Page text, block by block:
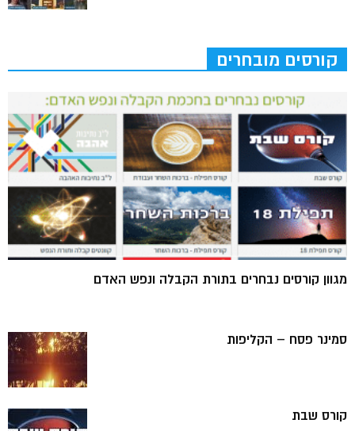
קורסים מובחרים
מגוון קורסים נבחרים בתורת הקבלה ונפש האדם
סמינר פסח – הקליפות
קורס שבת